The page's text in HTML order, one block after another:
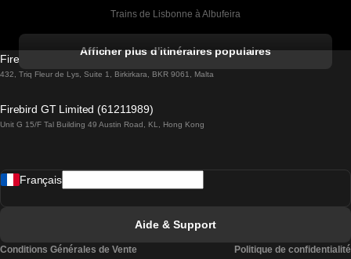
Trains de Lisbonne à Albufeira
Trains de Lisbonne à Lagos
Trains de Lisbonne à Madrid
Afficher plus d'itinéraires populaires
Firebird GT Limited (OC 1451)
432, Triq Fleur de Lys, Suite 1, Birkirkara, BKR 9061, Malta
Firebird GT Limited (61211989)
Unit G 15/F Tal Building 49 Austin Road, KL, Hong Kong
Français
Aide & Support
Conditions Générales de Vente Politique de confidentialité